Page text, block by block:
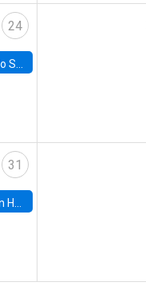
24
- EPGE
31